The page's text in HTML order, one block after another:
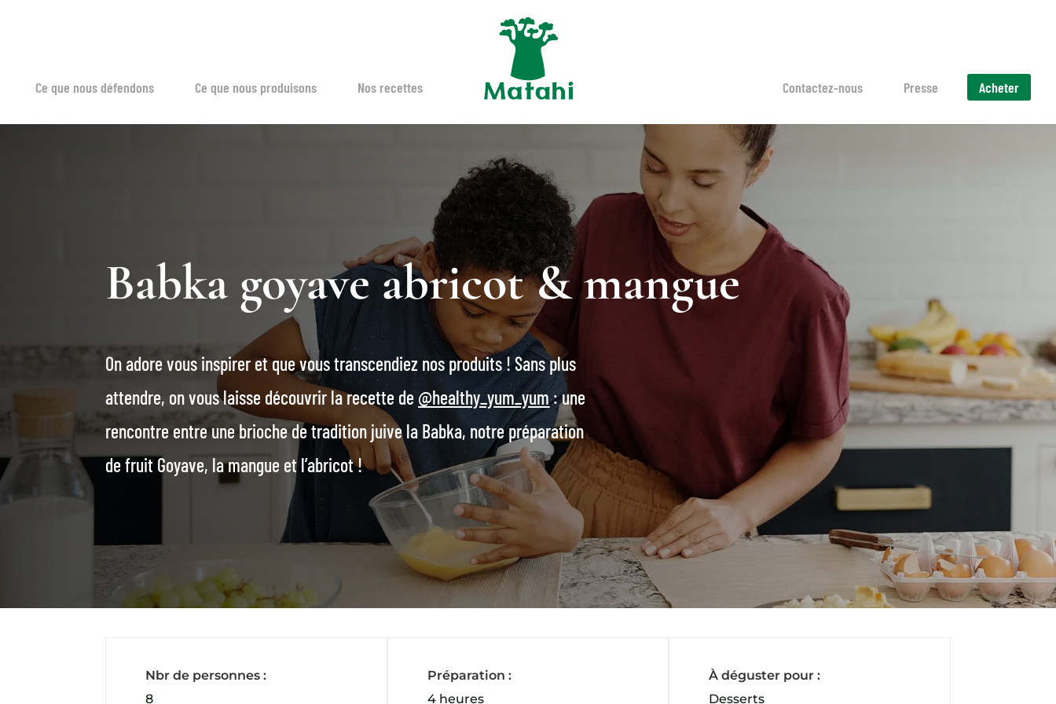
Ce que nous défendons Ce que nous produisons Nos recettes Contactez-nous Presse Acheter
Babka goyave abricot & mangue
On adore vous inspirer et que vous transcendiez nos produits ! Sans plus
attendre, on vous laisse découvrir la recette de @healthy_yum_yum: une
rencontre entre une brioche de tradition juive la Babka, notre préparation
de fruit Goyave, la mangue et l’abricot !
Nbr de personnes :
8
Préparation :
4 heures
À déguster pour :
Desserts